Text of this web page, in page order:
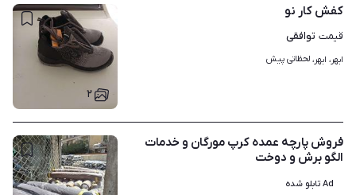
۲
کفش کار نو
قیمت توافقی
ابهر، ابهر، لحظاتی پیش
فروش پارچه عمده کرپ مورگان و خدمات
الگو برش و دوخت
Ad تابلو شده